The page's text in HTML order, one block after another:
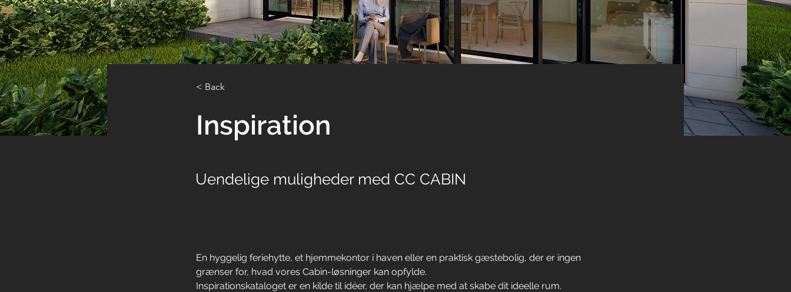
< Back
Inspiration
Uendelige muligheder med CC CABIN
En hyggelig feriehytte, et hjemmekontor i haven eller en praktisk gæstebolig, der er ingen
grænser for, hvad vores Cabin-løsninger kan opfylde.
Inspirationskataloget er en kilde til idéer, der kan hjælpe med at skabe dit ideelle rum.